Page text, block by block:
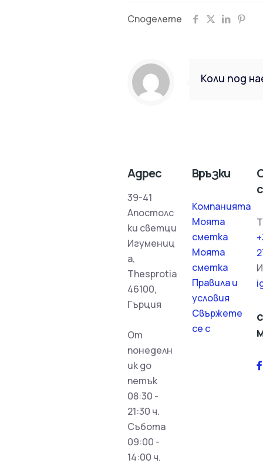
Споделете
Коли под
Адрес
39-41
Апостолс
ки светци
Игумениц
а,
Thesprotia
46100,
Гърция
От
понеделн
ик до
петък
08:30 -
21:30 ч.
Събота
09:00 -
14:00 ч.
Връзки
Компанията
Моята
сметка
Моята
сметка
Правила и
условия
Свържете
се с